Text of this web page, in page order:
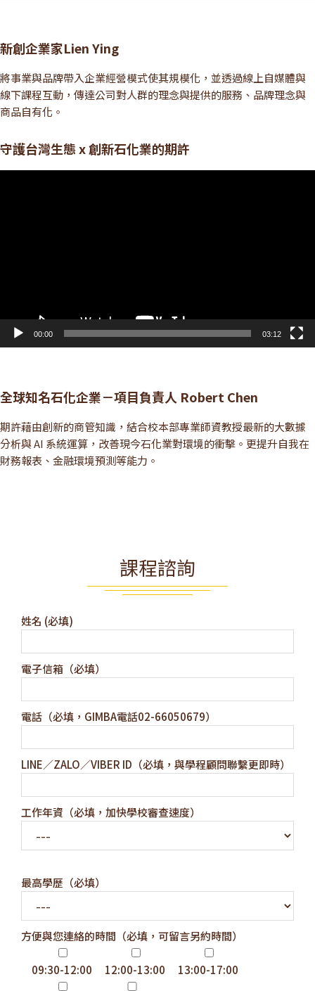
新創企業家Lien Ying
將事業與品牌帶入企業經營模式使其規模化，並透過線上自媒體與
線下課程互動，傳達公司對人群的理念與提供的服務、品牌理念與
商品自有化。
守護台灣生態 x 創新石化業的期許
00:00 03:12
全球知名石化企業－項目負責人 Robert Chen
期許藉由創新的商管知識，結合校本部專業師資教授最新的大數據
分析與 AI 系統運算，改善現今石化業對環境的衝擊。更提升自我在
財務報表、金融環境預測等能力。
課程諮詢
姓名 (必填)
電子信箱（必填）
電話（必填，GIMBA電話02-66050679）
LINE／ZALO／VIBER ID（必填，與學程顧問聯繫更即時）
工作年資（必填，加快學校審查速度）
最高學歷（必填）
方便與您連絡的時間（必填，可留言另約時間）
09:30-12:00 12:00-13:00 13:00-17:00